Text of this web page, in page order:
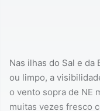
Nas ilhas do Sal e da
ou limpo, a
o vento sopra de NE
muitas vezes fresco